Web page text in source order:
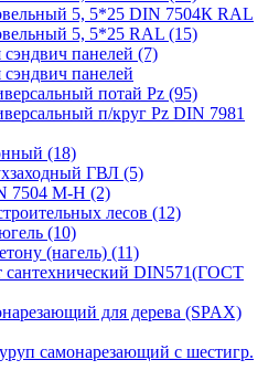
5, 5*25 DIN 7504К RAL
5, 5*25 RAL (15)
сэндвич панелей (7)
панелей
потай Pz (95)
п/круг Pz DIN 7981
(18)
ГВЛ (5)
7504 M-H (2)
лесов (12)
(10)
(нагель) (11)
сантехнический DIN571(ГОСТ
для дерева (SPAX)
самонарезающий с шестигр.